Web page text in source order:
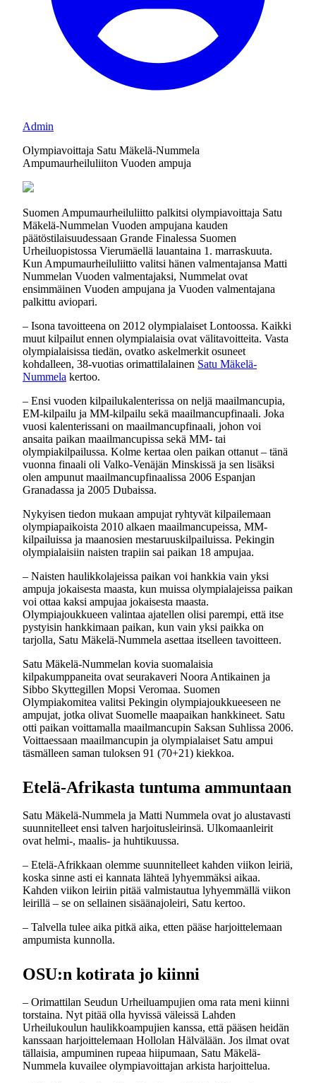
Admin
Olympiavoittaja Satu Mäkelä-Nummela
Ampumaurheiluliiton Vuoden ampuja
Suomen Ampumaurheiluliitto palkitsi olympiavoittaja Satu
Mäkelä-Nummelan Vuoden ampujana kauden
päätöstilaisuudessaan Grande Finalessa Suomen
Urheiluopistossa Vierumäellä lauantaina 1. marraskuuta.
Kun Ampumaurheiluliitto valitsi hänen valmentajansa Matti
Nummelan Vuoden valmentajaksi, Nummelat ovat
ensimmäinen Vuoden ampujana ja Vuoden valmentajana
palkittu aviopari.
– Isona tavoitteena on 2012 olympialaiset Lontoossa. Kaikki
muut kilpailut ennen olympialaisia ovat välitavoitteita. Vasta
olympialaisissa tiedän, ovatko askelmerkit osuneet
kohdalleen, 38-vuotias orimattilalainen Satu Mäkelä-
Nummela kertoo.
– Ensi vuoden kilpailukalenterissa on neljä maailmancupia,
EM-kilpailu ja MM-kilpailu sekä maailmancupfinaali. Joka
vuosi kalenterissani on maailmancupfinaali, johon voi
ansaita paikan maailmancupissa sekä MM- tai
olympiakilpailussa. Kolme kertaa olen paikan ottanut – tänä
vuonna finaali oli Valko-Venäjän Minskissä ja sen lisäksi
olen ampunut maailmancupfinaalissa 2006 Espanjan
Granadassa ja 2005 Dubaissa.
Nykyisen tiedon mukaan ampujat ryhtyvät kilpailemaan
olympiapaikoista 2010 alkaen maailmancupeissa, MM-
kilpailuissa ja maanosien mestaruuskilpailuissa. Pekingin
olympialaisiin naisten trapiin sai paikan 18 ampujaa.
– Naisten haulikkolajeissa paikan voi hankkia vain yksi
ampuja jokaisesta maasta, kun muissa olympialajeissa paikan
voi ottaa kaksi ampujaa jokaisesta maasta.
Olympiajoukkueen valintaa ajatellen olisi parempi, että itse
pystyisin hankkimaan paikan, kun vain yksi paikka on
tarjolla, Satu Mäkelä-Nummela asettaa itselleen tavoitteen.
Satu Mäkelä-Nummelan kovia suomalaisia
kilpakumppaneita ovat seurakaveri Noora Antikainen ja
Sibbo Skyttegillen Mopsi Veromaa. Suomen
Olympiakomitea valitsi Pekingin olympiajoukkueeseen ne
ampujat, jotka olivat Suomelle maapaikan hankkineet. Satu
otti paikan voittamalla maailmancupin Saksan Suhlissa 2006.
Voittaessaan maailmancupin ja olympialaiset Satu ampui
täsmälleen saman tuloksen 91 (70+21) kiekkoa.
Etelä-Afrikasta tuntuma ammuntaan
Satu Mäkelä-Nummela ja Matti Nummela ovat jo alustavasti
suunnitelleet ensi talven harjoitusleirinsä. Ulkomaanleirit
ovat helmi-, maalis- ja huhtikuussa.
– Etelä-Afrikkaan olemme suunnitelleet kahden viikon leiriä,
koska sinne asti ei kannata lähteä lyhyemmäksi aikaa.
Kahden viikon leiriin pitää valmistautua lyhyemmällä viikon
leirillä – se on sellainen sisäänajoleiri, Satu kertoo.
– Talvella tulee aika pitkä aika, etten pääse harjoittelemaan
ampumista kunnolla.
OSU:n kotirata jo kiinni
– Orimattilan Seudun Urheiluampujien oma rata meni kiinni
torstaina. Nyt pitää olla hyvissä väleissä Lahden
Urheilukoulun haulikkoampujien kanssa, että pääsen heidän
kanssaan harjoittelemaan Hollolan Hälvälään. Jos ilmat ovat
tällaisia, ampuminen rupeaa hiipumaan, Satu Mäkelä-
Nummela kuvailee olympiavoittajan arkista harjoittelua.